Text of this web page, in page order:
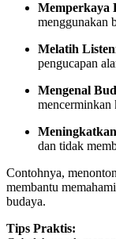
Memperkaya
menggunakan
Melatih
pengucapan
Mengenal
mencerminkan
dan tidak
Contohnya,
membantu
budaya.
Tips Praktis: